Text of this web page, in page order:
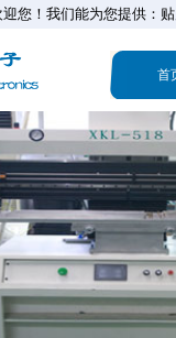
您！我们能为您提供：
首